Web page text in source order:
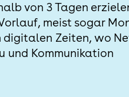
von 3 Tagen
meist sogar
digitalen Zeiten, wo
und Kommunikation